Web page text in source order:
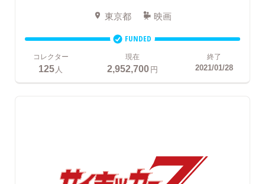
東京都 映画
FUNDED
コレクター
125 人
現在
2,952,700円
終了
2021/01/28